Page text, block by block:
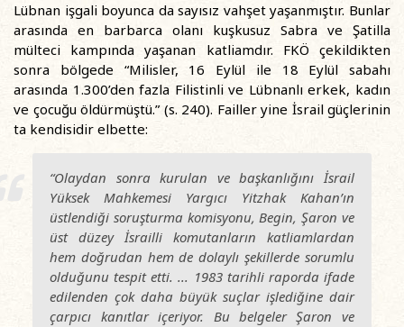
Lübnan işgali boyunca da sayısız vahşet yaşanmıştır. Bunlar
arasında en barbarca olanı kuşkusuz Sabra ve Şatilla
mülteci kampında yaşanan katliamdır. FKÖ çekildikten
sonra bölgede “Milisler, 16 Eylül ile 18 Eylül sabahı
arasında 1.300’den fazla Filistinli ve Lübnanlı erkek, kadın
ve çocuğu öldürmüştü.” (s. 240). Failler yine İsrail güçlerinin
ta kendisidir elbette:
“Olaydan sonra kurulan ve başkanlığını İsrail
Yüksek Mahkemesi Yargıcı Yitzhak Kahan’ın
üstlendiği soruşturma komisyonu, Begin, Şaron ve
üst düzey İsrailli komutanların katliamlardan
hem doğrudan hem de dolaylı şekillerde sorumlu
olduğunu tespit etti. ... 1983 tarihli raporda ifade
edilenden çok daha büyük suçlar işlediğine dair
çarpıcı kanıtlar içeriyor. Bu belgeler Şaron ve